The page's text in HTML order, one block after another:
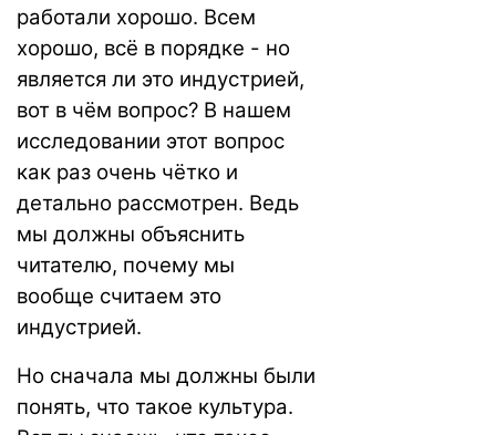
работали хорошо. Всем
хорошо, всё в порядке - но
является ли это индустрией,
вот в чём вопрос? В нашем
исследовании этот вопрос
как раз очень чётко и
детально рассмотрен. Ведь
мы должны объяснить
читателю, почему мы
вообще считаем это
индустрией.
Но сначала мы должны были
понять, что такое культура.